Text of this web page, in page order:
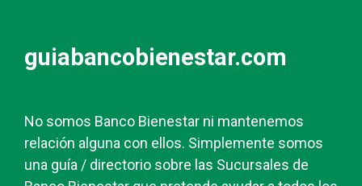
guiabancobienestar.com
No somos Banco Bienestar ni mantenemos
relación alguna con ellos. Simplemente somos
una guía / directorio sobre las Sucursales de